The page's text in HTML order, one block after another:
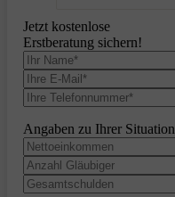
Jetzt kostenlose
Erstberatung sichern!
Angaben zu Ihrer Situation